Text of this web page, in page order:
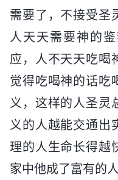
需要了，不接受圣
人天天需要神的
应，人不天天吃喝
觉得吃喝神的话吃
义，这样的人圣灵
义的人越能交通出
理的人生命长得越
家中他成了富有的人